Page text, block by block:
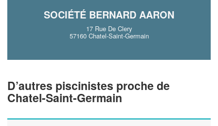
SOCIÉTÉ BERNARD AARON
17 Rue De Clery
57160 Chatel-Saint-Germain
D’autres piscinistes proche de
Chatel-Saint-Germain